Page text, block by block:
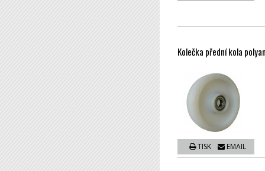
Kolečka přední kola
TISK EMAIL